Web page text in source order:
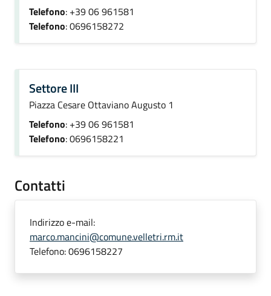
Telefono: +39 06 961581
Telefono: 0696158272
Settore III
Piazza Cesare Ottaviano Augusto 1
Telefono: +39 06 961581
Telefono: 0696158221
Contatti
Indirizzo e-mail:
marco.mancini@comune.velletri.rm.it
Telefono:0696158227